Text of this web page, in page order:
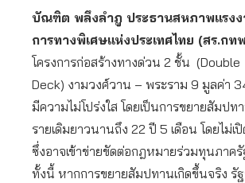
บัณฑิต พลึงลำภู ประธานสหภาพแรงง
การทางพิเศษแห่งประเทศไทย (สร.กท
โครงการก่อสร้างทางด่วน 2 ชั้น (Double
Deck) งามวงศ์วาน – พระราม 9 มูลค่า
มีความไม่โปร่งใส โดยเป็นการขยายสัมปท
รายเดิมยาวนานถึง 22 ปี 5 เดือน โดยไม่เ
ซึ่งอาจเข้าข่ายขัดต่อกฎหมายร่วมทุนภาครั
ทั้งนี้ หากการขยายสัมปทานเกิดขึ้นจริง รั